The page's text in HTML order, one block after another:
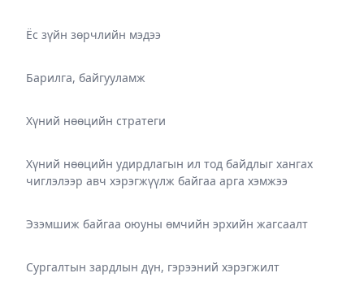
Ёс зүйн зөрчлийн мэдээ
Барилга, байгууламж
Хүний нөөцийн стратеги
Хүний нөөцийн удирдлагын ил тод байдлыг хангах
чиглэлээр авч хэрэгжүүлж байгаа арга хэмжээ
Эзэмшиж байгаа оюуны өмчийн эрхийн жагсаалт
Сургалтын зардлын дүн, гэрээний хэрэгжилт